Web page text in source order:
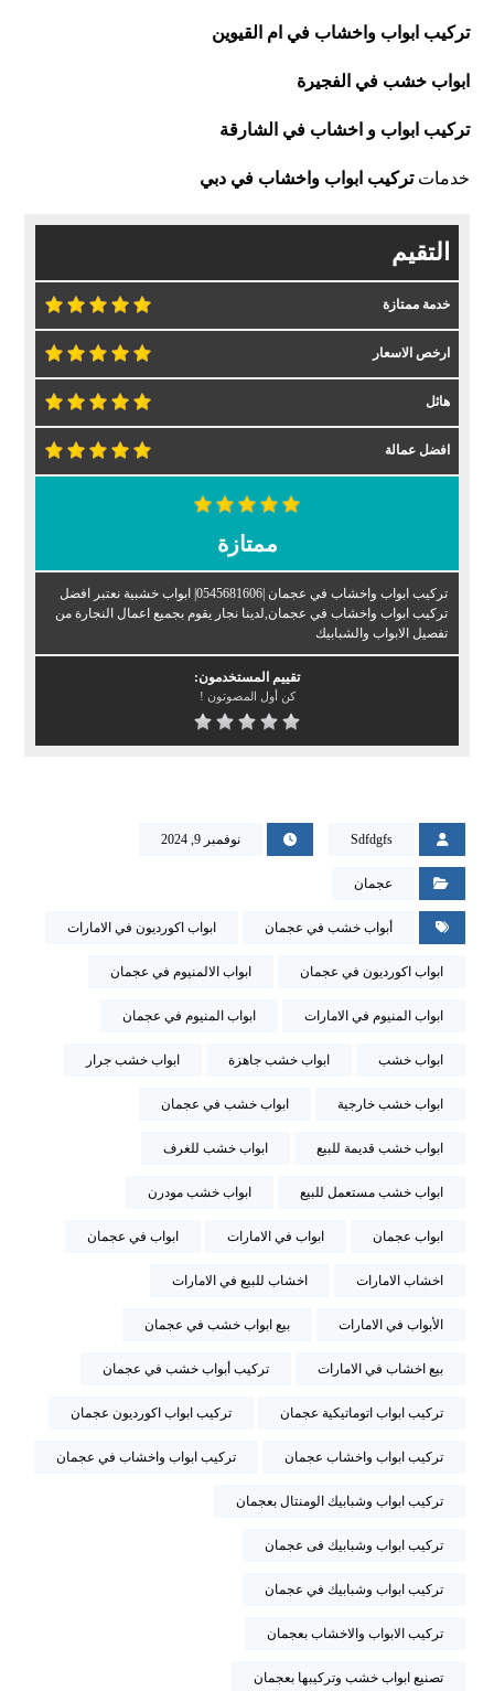
تركيب ابواب واخشاب في ام القيوين
ابواب خشب في الفجيرة
تركيب ابواب و اخشاب في الشارقة
خدماتتركيب ابواب واخشاب في دبي
التقيم
خدمة ممتازة
ارخص الاسعار
هائل
افضل عمالة
ممتازة
تركيب ابواب واخشاب في عجمان |0545681606| ابواب خشبية نعتبر افضل
تركيب ابواب واخشاب في عجمان,لدينا نجار يقوم بجميع اعمال النجارة من
تفصيل الابواب والشبابيك
تقييم المستخدمون:
كن أول المصوتون !
Sdfdgfs نوفمبر 9, 2024
عجمان
أبواب خشب في عجمان ابواب اكورديون في الامارات
ابواب اكورديون في عجمان ابواب الالمنيوم في عجمان
ابواب المنيوم في الامارات ابواب المنيوم في عجمان
ابواب خشب ابواب خشب جاهزة ابواب خشب جرار
ابواب خشب خارجية ابواب خشب في عجمان
ابواب خشب قديمة للبيع ابواب خشب للغرف
ابواب خشب مستعمل للبيع ابواب خشب مودرن
ابواب عجمان ابواب في الامارات ابواب في عجمان
اخشاب الامارات اخشاب للبيع في الامارات
الأبواب في الامارات بيع ابواب خشب في عجمان
بيع اخشاب في الامارات تركيب أبواب خشب في عجمان
تركيب ابواب اتوماتيكية عجمان تركيب ابواب اكورديون عجمان
تركيب ابواب واخشاب عجمان تركيب ابواب واخشاب في عجمان
تركيب ابواب وشبابيك الومنتال بعجمان
تركيب ابواب وشبابيك فى عجمان
تركيب ابواب وشبابيك في عجمان
تركيب الابواب والاخشاب بعجمان
تصنيع ابواب خشب وتركيبها بعجمان